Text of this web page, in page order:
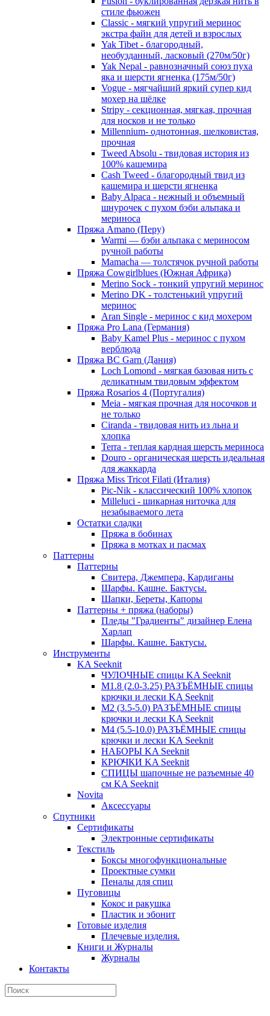
стиле фьюжен
Classic - мягкий упругий меринос
экстра файн для детей и взрослых
Yak Tibet - благородный,
необузданный, ласковый (270м/50г)
Yak Nepal - равнозначный союз пуха
яка и шерсти ягненка (175м/50г)
Vogue - мягчайший яркий супер кид
мохер на шёлке
Stripy - секционная, мягкая, прочная
для носков и не только
Millennium- однотонная, шелковистая,
прочная
Tweed Absolu - твидовая история из
100% кашемира
Cash Tweed - благородный твид из
кашемира и шерсти ягненка
Baby Alpaca - нежный и объемный
шнурочек с пухом бэби альпака и
мериноса
Пряжа Amano (Перу)
Warmi — бэби альпака с мериносом
ручной работы
Mamacha — толстячок ручной работы
Пряжа Cowgirlblues (Южная Африка)
Merino Sock - тонкий упругий меринос
Merino DK - толстенький упругий
меринос
Aran Single - меринос с кид мохером
Пряжа Pro Lana (Германия)
Baby Kamel Plus - меринос с пухом
верблюда
Пряжа BC Garn (Дания)
Loch Lomond - мягкая базовая нить с
деликатным твидовым эффектом
Пряжа Rosarios 4 (Португалия)
Meia - мягкая прочная для носочков и
не только
Ciranda - твидовая нить из льна и
хлопка
Terra - теплая кардная шерсть мериноса
Douro - органическая шерсть идеальная
для жаккарда
Пряжа Miss Tricot Filati (Италия)
Pic-Nik - классический 100% хлопок
Milleluci - шикарная ниточка для
незабываемого лета
Остатки сладки
Пряжа в бобинах
Пряжа в мотках и пасмах
Паттерны
Паттерны
Свитера, Джемпера, Кардиганы
Шарфы. Кашне. Бактусы.
Шапки, Береты, Капоры
Паттерны + пряжа (наборы)
Пледы "Градиенты" дизайнер Елена
Харлап
Шарфы. Кашне. Бактусы.
Инструменты
KA Seeknit
ЧУЛОЧНЫЕ спицы KA Seeknit
М1.8 (2.0-3.25) РАЗЪЁМНЫЕ спицы
крючки и лески KA Seeknit
М2 (3.5-5.0) РАЗЪЁМНЫЕ спицы
крючки и лески KA Seeknit
М4 (5.5-10.0) РАЗЪЁМНЫЕ спицы
крючки и лески KA Seeknit
НАБОРЫ KA Seeknit
КРЮЧКИ KA Seeknit
СПИЦЫ шапочные не разъемные 40
см KA Seeknit
Novita
Аксессуары
Спутники
Сертификаты
Электронные сертификаты
Текстиль
Боксы многофункциональные
Проектные сумки
Пеналы для спиц
Пуговицы
Кокос и ракушка
Пластик и эбонит
Готовые изделия
Плечевые изделия.
Книги и Журналы
Журналы
Контакты